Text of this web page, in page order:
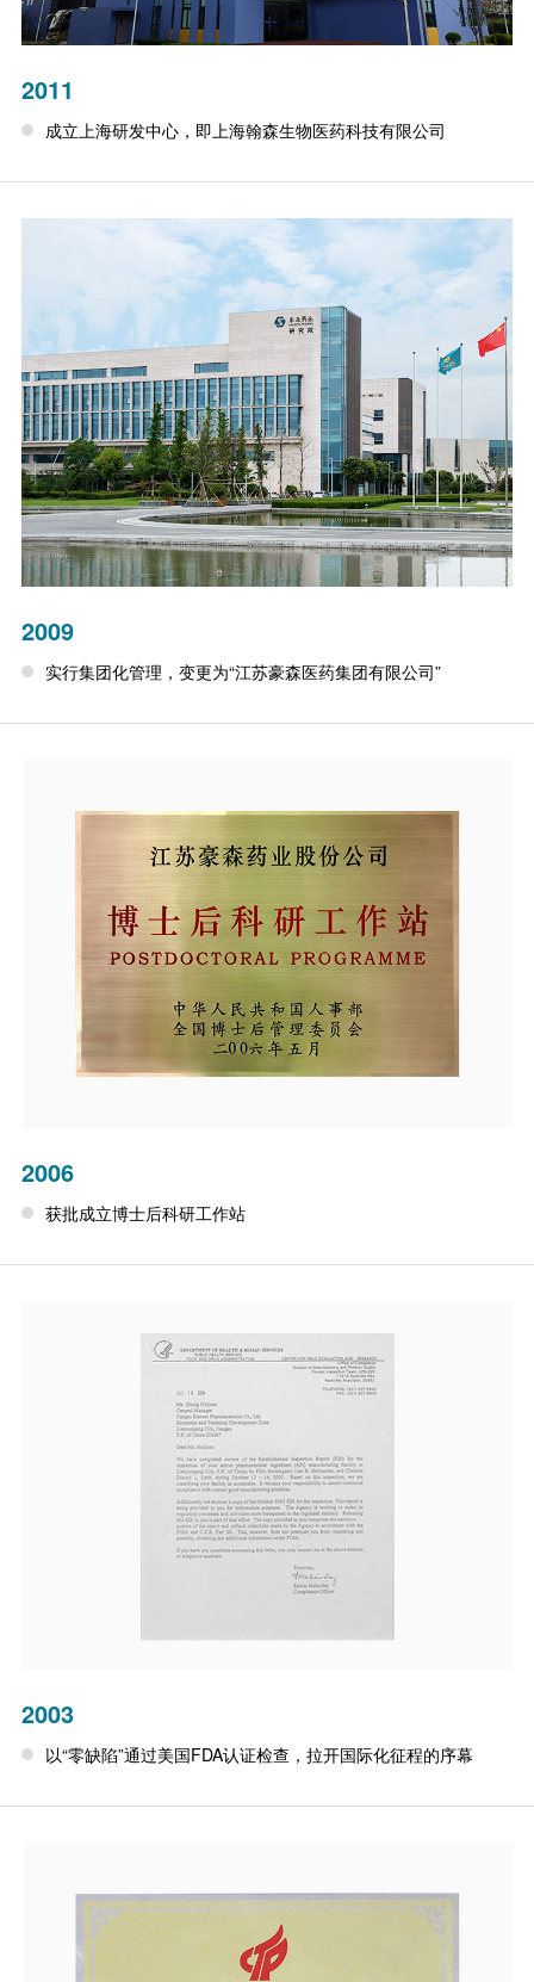
2011
成立上海研发中心，即上海翰森生物医药科技有限公司
2009
实行集团化管理，变更为“江苏豪森医药集团有限公司”
2006
获批成立博士后科研工作站
2003
以“零缺陷”通过美国FDA认证检查，拉开国际化征程的序幕